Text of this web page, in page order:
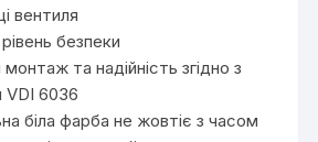
вентиля
безпеки
та надійність згідно з
6036
біла фарба не жовтіє з часом